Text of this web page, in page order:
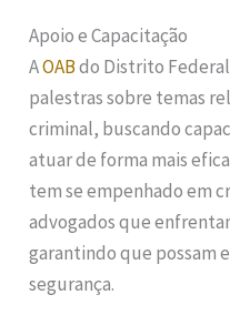
Apoio e Capacitação
AOABdo Distrito
palestras sobre temas
criminal, buscando
atuar de forma mais
tem se empenhado em
advogados que
garantindo que possam
segurança.